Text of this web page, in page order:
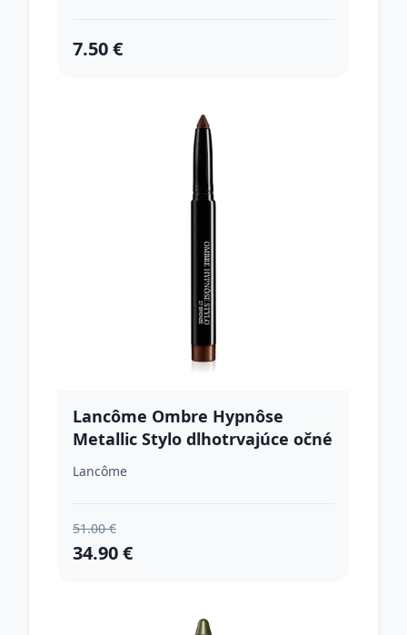
7.50 €
Lancôme Ombre Hypnôse
Metallic Stylo dlhotrvajúce očné
tiene v ceruzke odtieň 27
Lancôme
51.00 €
34.90 €